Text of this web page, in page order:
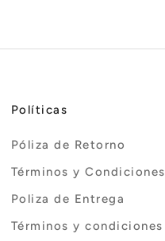
Políticas
Póliza de Retorno
Términos y Condiciones
Poliza de Entrega
Términos y condiciones